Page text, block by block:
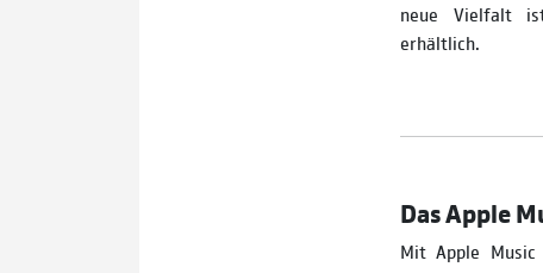
neue Vielfalt
erhältlich.
Das Apple
Mit Apple